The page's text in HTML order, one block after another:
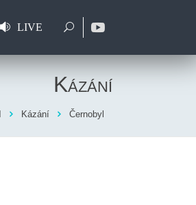
LIVE
Kázání
Kázání Černobyl